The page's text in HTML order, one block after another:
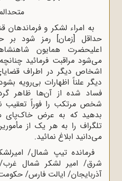
به امراء لشکر و
حداقل [زمان] رمز شود
اعلیحضرت همایون
می‌شود مراقبت فرمائید
اشخاص دیگر در اطراف
دیگر علناً اظهارات بی‌رویه
فساد شده از آن‌ها ظاهر
شخص مرتکب را فوراً تعقیب
بدهید که به عرض خاک‌پای
تلگراف را به هر یک از
می‌دانید ابلاغ نمائید.
فرمانده تیپ شمال/
شرق/ امیر لشکر شمال غرب/
آذربایجان/ ایالت فارس/